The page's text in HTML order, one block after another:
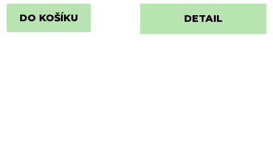
DO KOŠÍKU DETAIL